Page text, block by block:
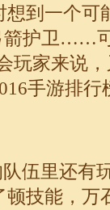
到一个可
箭护卫……
玩家来说
手游排行
伍里还有
技能，万